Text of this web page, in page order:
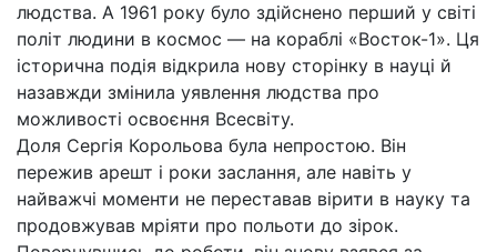
людства. А 1961 року було здійснено перший у світі
політ людини в космос — на кораблі «Восток-1». Ця
історична подія відкрила нову сторінку в науці й
назавжди змінила уявлення людства про
можливості освоєння Всесвіту.
Доля Сергія Корольова була непростою. Він
пережив арешт і роки заслання, але навіть у
найважчі моменти не переставав вірити в науку та
продовжував мріяти про польоти до зірок.